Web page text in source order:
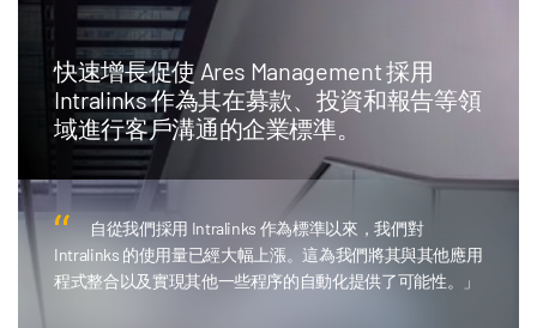
快速增長促使 Ares Management 採用
Intralinks 作為其在募款、投資和報告等領
域進行客戶溝通的企業標準。
自從我們採用 Intralinks 作為標準以來，我們對
Intralinks 的使用量已經大幅上漲。這為我們將其與其他應用
程式整合以及實現其他一些程序的自動化提供了可能性。」